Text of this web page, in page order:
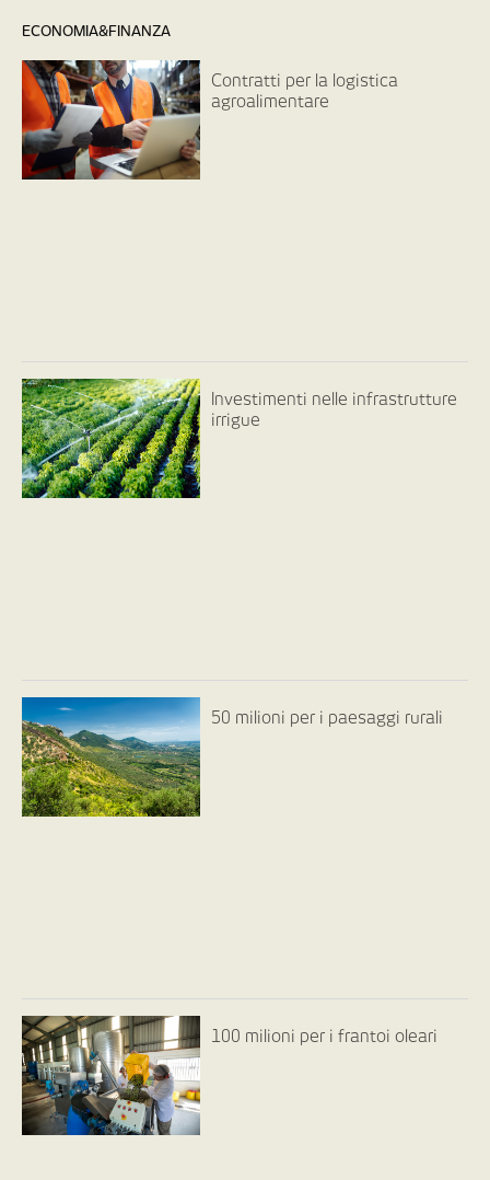
ECONOMIA&FINANZA
Contratti per la logistica
agroalimentare
Investimenti nelle infrastrutture
irrigue
50 milioni per i paesaggi rurali
100 milioni per i frantoi oleari